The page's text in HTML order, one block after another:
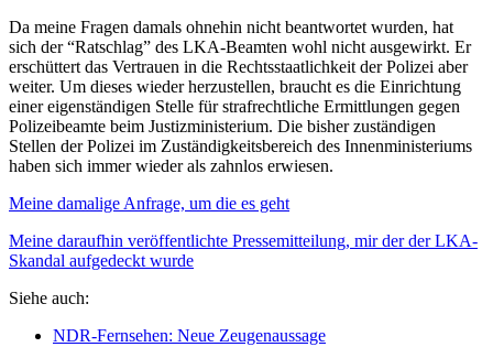
Da meine Fragen damals ohnehin nicht beantwortet wurden, hat
sich der “Ratschlag” des LKA-Beamten wohl nicht ausgewirkt. Er
erschüttert das Vertrauen in die Rechtsstaatlichkeit der Polizei aber
weiter. Um dieses wieder herzustellen, braucht es die Einrichtung
einer eigenständigen Stelle für strafrechtliche Ermittlungen gegen
Polizeibeamte beim Justizministerium. Die bisher zuständigen
Stellen der Polizei im Zuständigkeitsbereich des Innenministeriums
haben sich immer wieder als zahnlos erwiesen.
Meine damalige Anfrage, um die es geht
Meine daraufhin veröffentlichte Pressemitteilung, mir der der LKA-
Skandal aufgedeckt wurde
Siehe auch:
NDR-Fernsehen: Neue Zeugenaussage